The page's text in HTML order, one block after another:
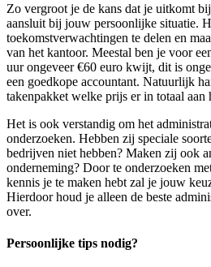
Zo vergroot je de kans dat je uitkomt
aansluit bij jouw persoonlijke situatie.
toekomstverwachtingen te delen en
van het kantoor. Meestal ben je voor
uur ongeveer €60 euro kwijt, dit is
een goedkope accountant. Natuurlijk
takenpakket welke prijs er in totaal aan
Het is ook verstandig om het
onderzoeken. Hebben zij speciale
bedrijven niet hebben? Maken zij ook
onderneming? Door te onderzoeken
kennis je te maken hebt zal je jouw
Hierdoor houd je alleen de beste
over.
Persoonlijke tips nodig?